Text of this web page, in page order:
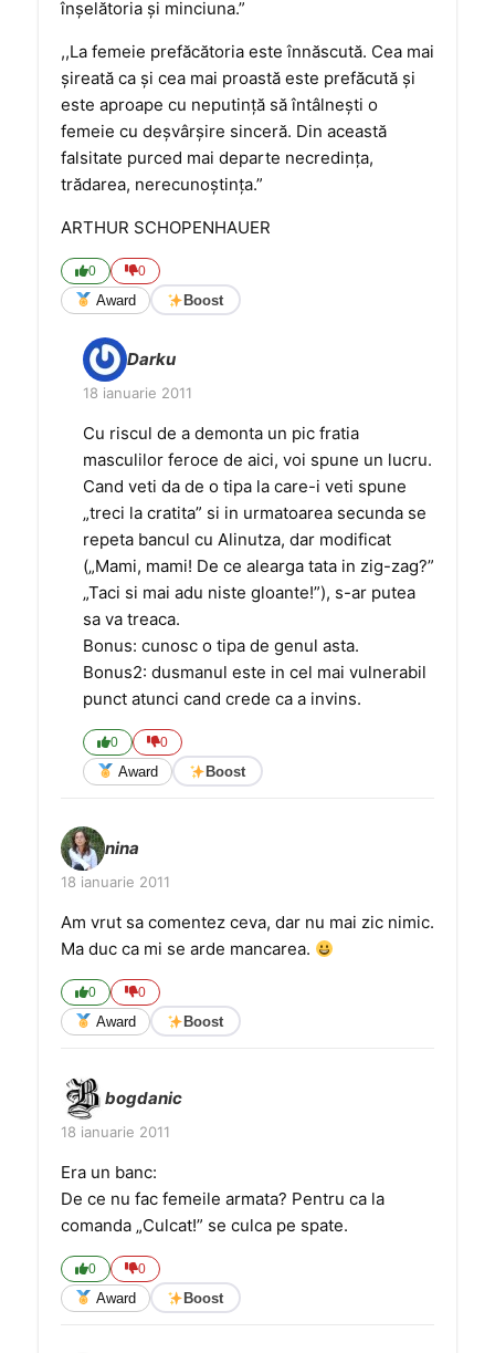
înşelătoria şi minciuna.”
,,La femeie prefăcătoria este înnăscută. Cea mai
şireată ca şi cea mai proastă este prefăcută şi
este aproape cu neputinţă să întâlneşti o
femeie cu deşvârşire sinceră. Din această
falsitate purced mai departe necredinţa,
trădarea, nerecunoştinţa.”
ARTHUR SCHOPENHAUER
0 0
Award Boost
Darku
18 ianuarie 2011
Cu riscul de a demonta un pic fratia
masculilor feroce de aici, voi spune un lucru.
Cand veti da de o tipa la care-i veti spune
„treci la cratita” si in urmatoarea secunda se
repeta bancul cu Alinutza, dar modificat
(„Mami, mami! De ce alearga tata in zig-zag?”
„Taci si mai adu niste gloante!”), s-ar putea
sa va treaca.
Bonus: cunosc o tipa de genul asta.
Bonus2: dusmanul este in cel mai vulnerabil
punct atunci cand crede ca a invins.
0 0
Award Boost
nina
18 ianuarie 2011
Am vrut sa comentez ceva, dar nu mai zic nimic.
Ma duc ca mi se arde mancarea.
0 0
Award Boost
bogdanic
18 ianuarie 2011
Era un banc:
De ce nu fac femeile armata? Pentru ca la
comanda „Culcat!” se culca pe spate.
0 0
Award Boost